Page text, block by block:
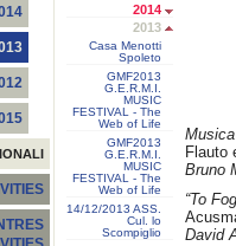
2014
2013
Casa Menotti
Spoleto
GMF2013
G.E.R.M.I.
MUSIC
FESTIVAL - The
Web of Life
GMF2013
G.E.R.M.I.
MUSIC
FESTIVAL - The
Web of Life
14/12/2013 ASS.
Cul. lo
Scompiglio
Flauto
Bruno
“To
David